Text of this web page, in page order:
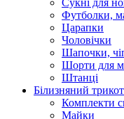
Сукні для
Футболки,
Царапки
Чоловічки
Шапочки,
Шорти для
Штанці
Білизняний
Комплекти
Майки